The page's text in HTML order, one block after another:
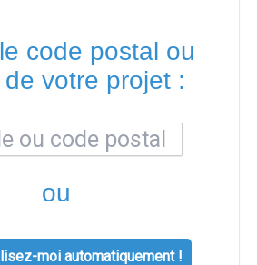
code postal ou
de votre projet :
ou
moi automatiquement !